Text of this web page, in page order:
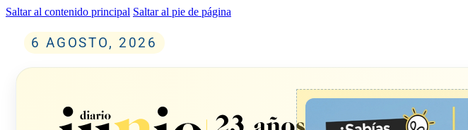
Saltar al contenido principal Saltar al pie de página
6 AGOSTO, 2026